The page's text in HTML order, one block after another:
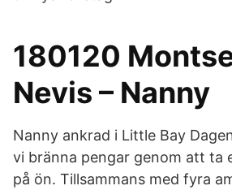
180120
Nevis – Nanny
Nanny ankrad i Little Bay
vi bränna pengar genom att ta
på ön. Tillsammans med fyra